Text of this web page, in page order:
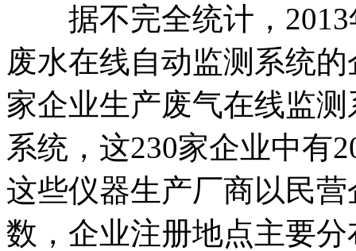
据不完全统计，2013
废水在线自动监测系统
家企业生产废气在线监
系统，这230家企业中有
这些仪器生产厂商以民
数，企业注册地点主要